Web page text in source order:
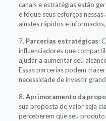
canais e estratégias estão
e foque seus esforços
ajustes rápidos e
7. Parcerias estratégicas:
influenciadores que
ajudar a aumentar seu
Essas parcerias podem
necessidade de investir
8. Aprimoramento da
sua proposta de valor seja
perceberem que seu